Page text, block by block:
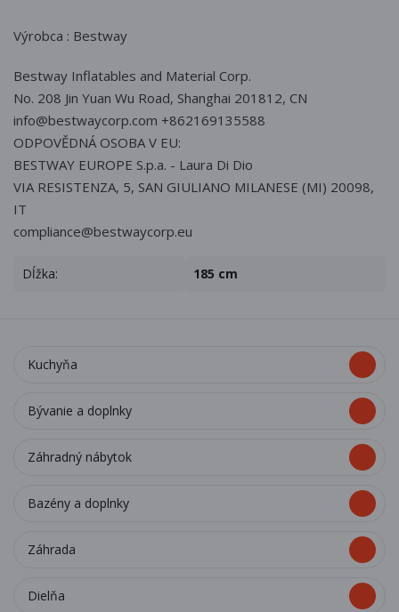
Výrobca : Bestway
Bestway Inflatables and Material Corp.
No. 208 Jin Yuan Wu Road, Shanghai 201812, CN
info@bestwaycorp.com +862169135588
ODPOVĚDNÁ OSOBA V EU:
BESTWAY EUROPE S.p.a. - Laura Di Dio
VIA RESISTENZA, 5, SAN GIULIANO MILANESE (MI) 20098,
IT
compliance@bestwaycorp.eu
Dĺžka: 185 cm
Kuchyňa
Bývanie a doplnky
Záhradný nábytok
Bazény a doplnky
Záhrada
Dielňa